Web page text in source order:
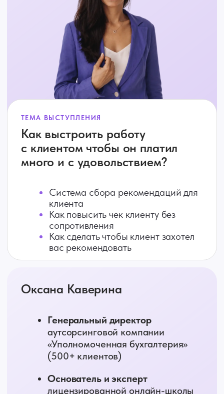
Автор книги«Готовые алгоритмы
расчета налогов на каждый день»
РуководительРабочей группы
по налоговым спорам
Экспертного совета ТПП РФ
по совершенствованию
налогового законодательства
и правоприменительной практики
Генеральный директорООО «БЛТ
Основатель и руководитель
Светлана Беляева
недостаточно просто
устойчивость и управляемость
бизнеса
Какие компетенции помогают
бухгалтеру стать партнёром
собственника
Бухгалтер как навигатор бизнеса:
принимать сильные решения